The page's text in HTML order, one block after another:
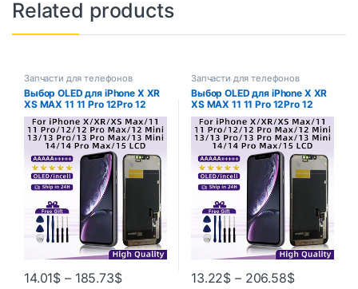
Related products
Запчасти для телефонов
Выбор OLED для iPhone X XR
XS MAX 11 11 Pro 12Pro 12
Дигитайзер ЖК-дисплея для
iPhone 12 Mini 13 14 Pro Max
15 Incell
14.01$ – 185.73$
Запчасти для телефонов
Выбор OLED для iPhone X XR
XS MAX 11 11 Pro 12Pro 12
Дигитайзер ЖК-дисплея для
iPhone 12 Mini 13 14 Pro Max
15 Incell
13.22$ – 206.58$